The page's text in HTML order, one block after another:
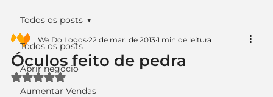
Todos os posts
Abrir negócio
Aumentar Vendas
Todos os posts
Óculos feito de pedra
We Do Logos 22 de mar. de 2013 1 min de leitura
Avaliado com NaN de 5 estrelas.